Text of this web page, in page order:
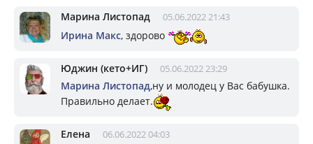
Марина Листопад 05.06.2022 21:43
Ирина Макс, здорово
Юджин (кето+ИГ) 05.06.2022 23:29
Марина Листопад,ну и молодец у Вас бабушка.
Правильно делает.
Елена 06.06.2022 04:03